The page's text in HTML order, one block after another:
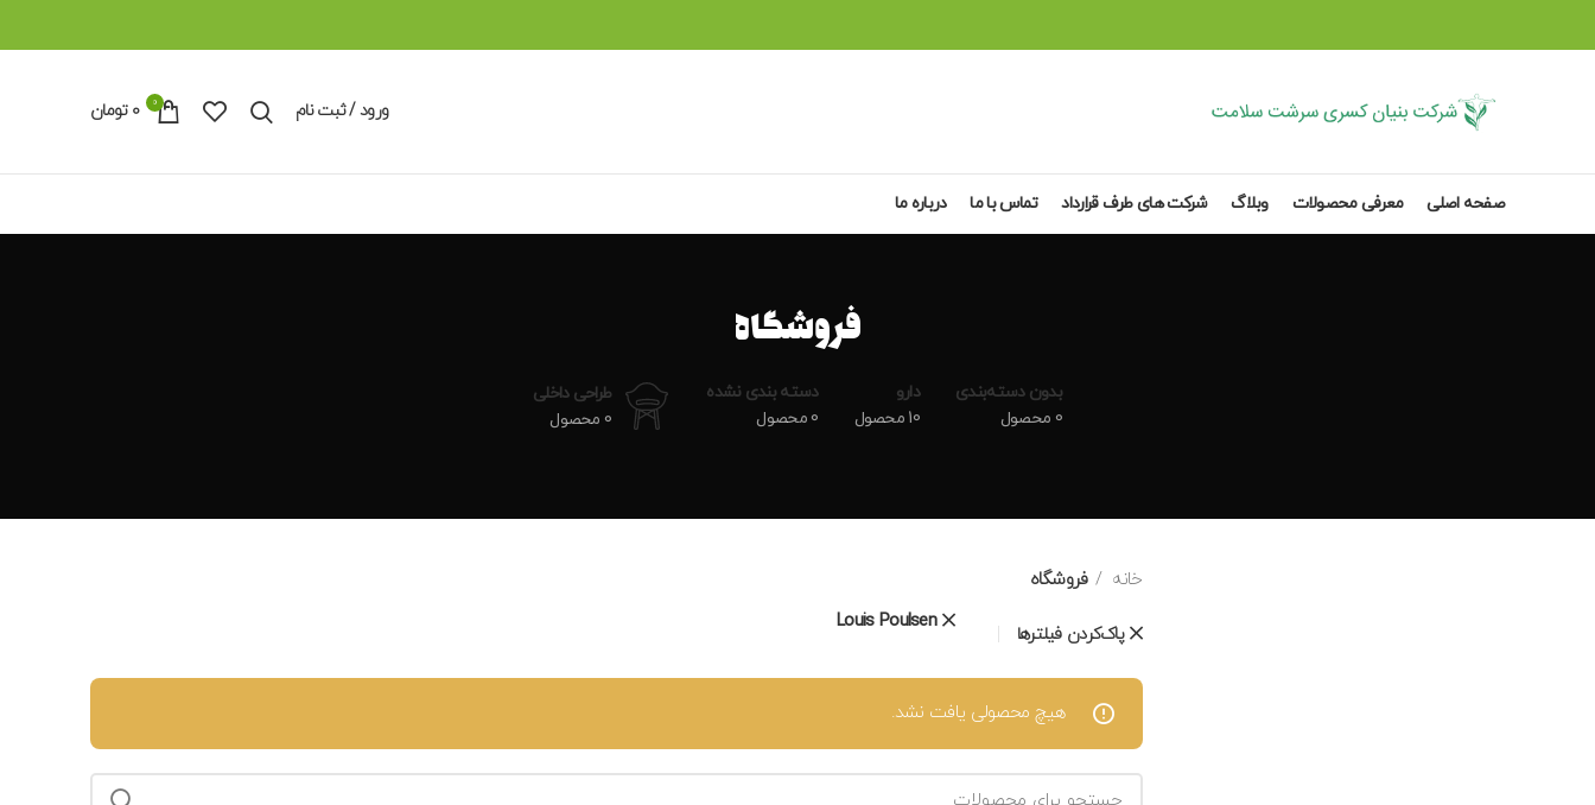
ورود / ثبت نام 0
0 تومان
صفحه اصلی معرفی محصولات وبلاگ شرکت های طرف قرارداد تماس با ما درباره ما
فروشگاه
بدون دسته‌بندی
0 محصول
دارو
10 محصول
دسته بندی نشده
0 محصول
طراحی داخلی
0 محصول
خانه فروشگاه
پاک‌کردن فیلترها
Louis Poulsen
هیچ محصولی یافت نشد.